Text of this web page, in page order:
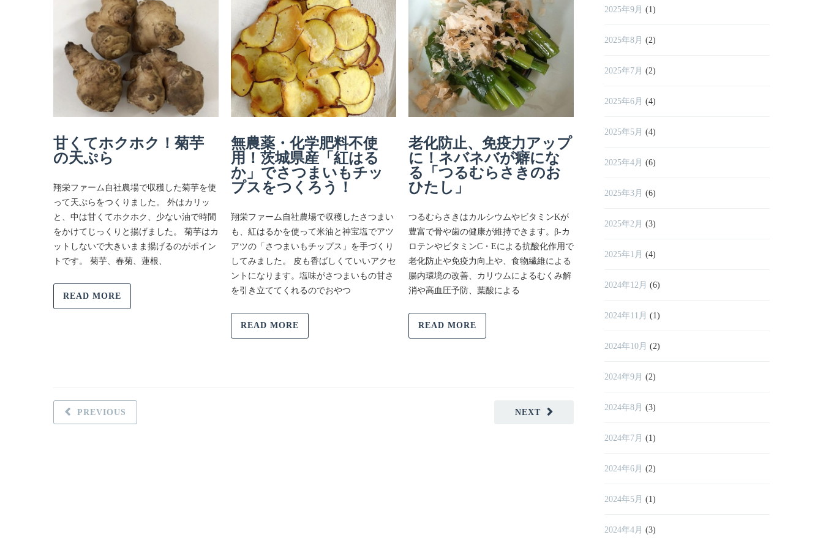
甘くてホクホク！菊芋
の天ぷら
翔栄ファーム自社農場で収穫した菊芋を使
って天ぷらをつくりました。 外はカリッ
と、中は甘くてホクホク、少ない油で時間
をかけてじっくりと揚げました。 菊芋はカ
ットしないで大きいまま揚げるのがポイン
トです。 菊芋、春菊、蓮根、
READ MORE
無農薬・化学肥料不使
用！茨城県産「紅はる
か」でさつまいもチッ
プスをつくろう！
翔栄ファーム自社農場で収穫したさつまい
も、紅はるかを使って米油と神宝塩でアツ
アツの「さつまいもチップス」を手づくり
してみました。 皮も香ばしくていいアクセ
ントになります。塩味がさつまいもの甘さ
を引き立ててくれるのでおやつ
READ MORE
老化防止、免疫力アップ
に！ネバネバが癖にな
る「つるむらさきのお
ひたし」
つるむらさきはカルシウムやビタミンKが
豊富で骨や歯の健康が維持できます。β-カ
ロテンやビタミンC・Eによる抗酸化作用で
老化防止や免疫力向上や、食物繊維による
腸内環境の改善、カリウムによるむくみ解
消や高血圧予防、葉酸による
READ MORE
け！ 大豆ミートのキー
ンするだけ、超簡単な大豆ミートのキーマ
ーなので野菜の旨味がたっぷり詰まってい
READ MORE
NEXT
PREVIOUS
2025年9月 (1)
2025年8月 (2)
2025年7月 (2)
2025年6月 (4)
2025年5月 (4)
2025年4月 (6)
2025年3月 (6)
2025年2月 (3)
2025年1月 (4)
2024年12月 (6)
2024年11月 (1)
2024年10月 (2)
2024年9月 (2)
2024年8月 (3)
2024年7月 (1)
2024年6月 (2)
2024年5月 (1)
2024年4月 (3)